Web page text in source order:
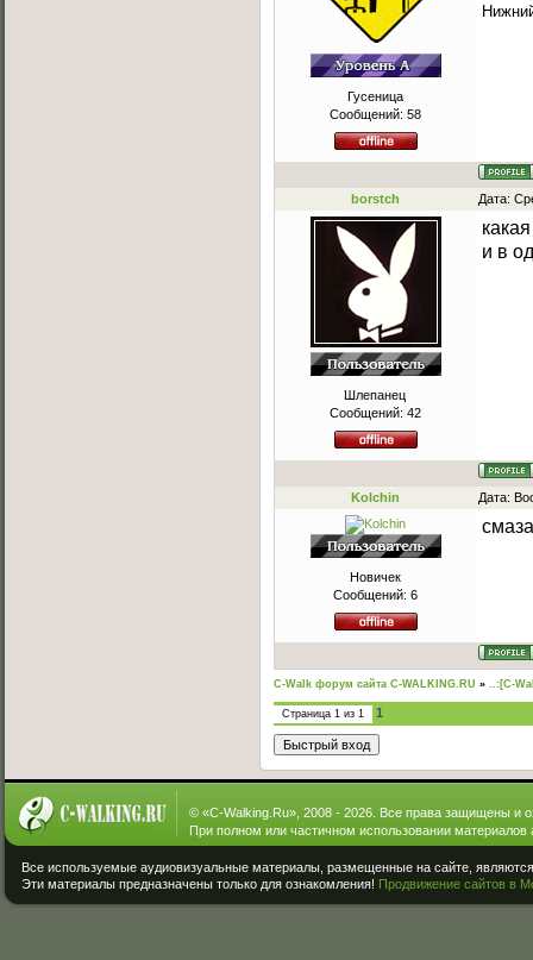
Гусеница
Сообщений: 58
borstch Дата:
Шлепанец
Сообщений: 42
и в
Kolchin Дата:
Новичек
Сообщений: 6
C-Walk форум сайта C-WALKING.RU » ..:[C-
Страница 1 из 1 1
© «C-Walking.Ru», 2008 - 2026. Все права защищены и
При полном или частичном использовании материалов
Все используемые аудиовизуальные материалы, размещенные на сайте,
Эти материалы предназначены только для ознакомления! Продвижение сайтов в